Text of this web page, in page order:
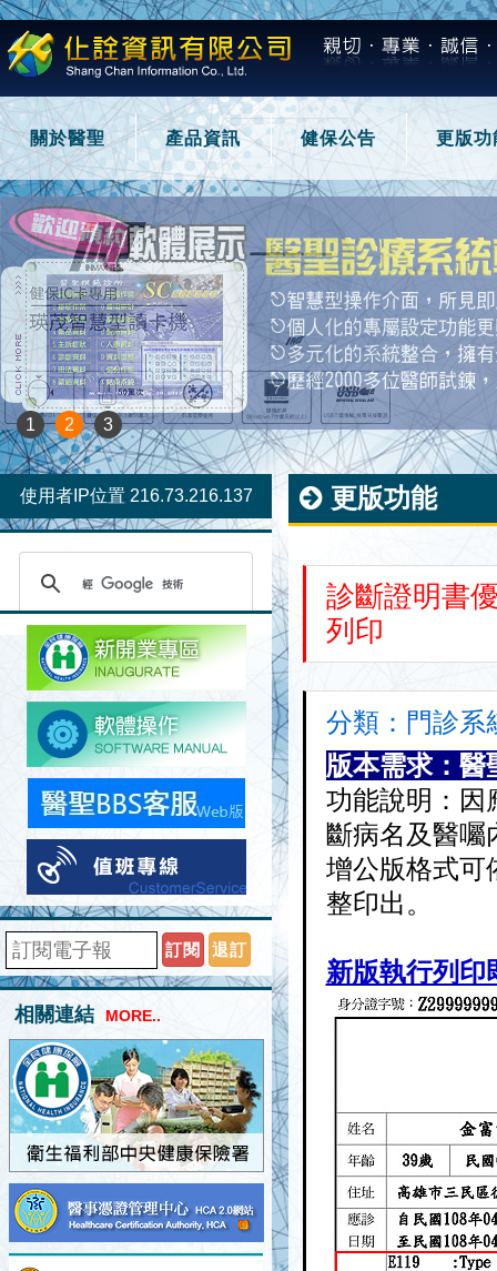
關於醫聖 產品資訊 健保公告 更版功
1 2 3
使用者IP位置 216.73.216.137
訂閱 退訂
相關連結 MORE..
更版功能
診斷證明書
列印
分類：門診系
版本需求：醫
功能說明：因
斷病名及醫囑
增公版格式可
整印出。
新版執行列印